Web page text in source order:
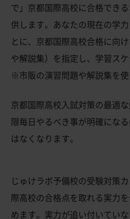
で」京都国際高校に合格でき
供します。あなたの現在の学
とに、京都国際高校合格に向
や解説集）を指定し、学習ス
※市販の演習問題や解説集を使
京都国際高校入試対策の最適
限毎日やるべき事が明確にな
はなくなります。
じゅけラボ予備校の受験対策
際高校の合格点を取れる実力
めます。実力が追い付いてい